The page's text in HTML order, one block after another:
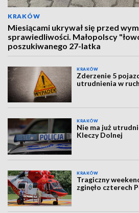
KRAKÓW
Miesiącami ukrywał się przed
sprawiedliwości. Małopolscy
poszukiwanego 27-latka
KRAKÓW
Zderzenie 5
utrudnienia w
KRAKÓW
Nie ma już
Kleczy Dolnej
KRAKÓW
Tragiczny
zginęło czterech